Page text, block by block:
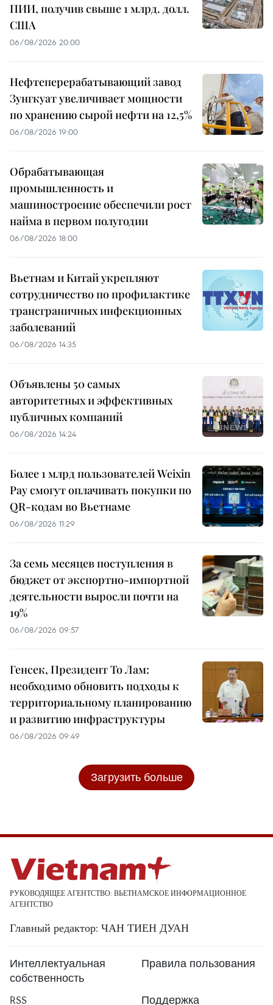
ПИИ, получив свыше 1 млрд. долл.
США
06/08/2026 20:00
Нефтеперерабатывающий завод
Зунгкуат увеличивает мощности
по хранению сырой нефти на 12,5%
06/08/2026 19:00
Обрабатывающая
промышленность и
машиностроение обеспечили рост
найма в первом полугодии
06/08/2026 18:00
Вьетнам и Китай укрепляют
сотрудничество по профилактике
трансграничных инфекционных
заболеваний
06/08/2026 14:35
Объявлены 50 самых
авторитетных и эффективных
публичных компаний
06/08/2026 14:24
Более 1 млрд пользователей Weixin
Pay смогут оплачивать покупки по
QR-кодам во Вьетнаме
06/08/2026 11:29
За семь месяцев поступления в
бюджет от экспортно-импортной
деятельности выросли почти на
19%
06/08/2026 09:57
Генсек, Президент То Лам:
необходимо обновить подходы к
территориальному планированию
и развитию инфраструктуры
06/08/2026 09:49
Загрузить больше
РУКОВОДЯЩЕЕ АГЕНТСТВО: ВЬЕТНАМСКОЕ ИНФОРМАЦИОННОЕ
АГЕНТСТВО
Главный редактор: ЧАН ТИЕН ДУАН
Интеллектуальная
собственность
Правила пользования
RSS Поддержка